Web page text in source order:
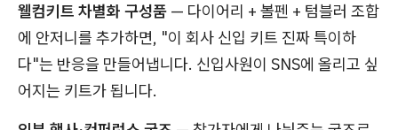
웰컴키트 차별화 구성품 — 다이어리 + 볼펜 + 텀블러 조합
에 안저니를 추가하면, "이 회사 신입 키트 진짜 특이하
다"는 반응을 만들어냅니다. 신입사원이 SNS에 올리고 싶
어지는 키트가 됩니다.